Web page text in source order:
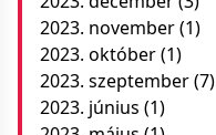
2023. november(1)
2023. október(1)
2023. szeptember(7)
2023. június (1)